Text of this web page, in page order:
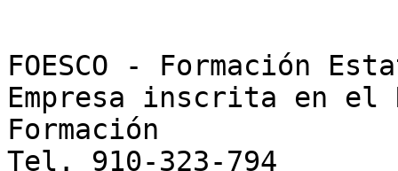
FOESCO - Formación
Empresa inscrita en el
Formación
Tel. 910-323-794